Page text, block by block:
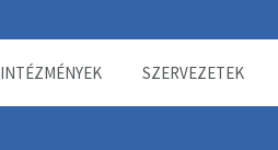
INTÉZMÉNYEK SZERVEZETEK